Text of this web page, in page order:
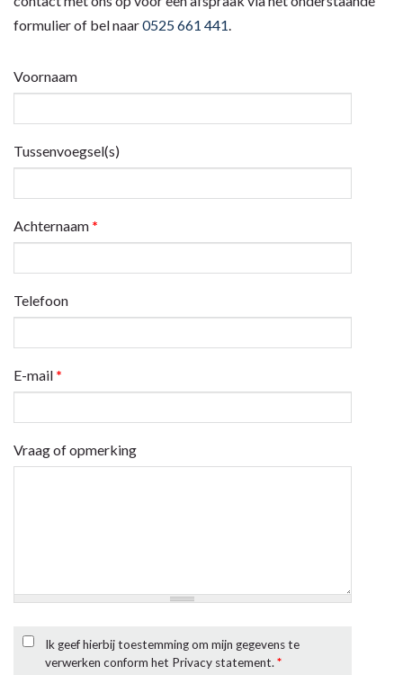
formulier of bel naar0525 661 441
Voornaam
Tussenvoegsel(s)
Achternaam *
Telefoon
E-mail *
Vraag of opmerking
Ik geef hierbij toestemming om mijn gegevens te
verwerken conform het Privacy statement. *